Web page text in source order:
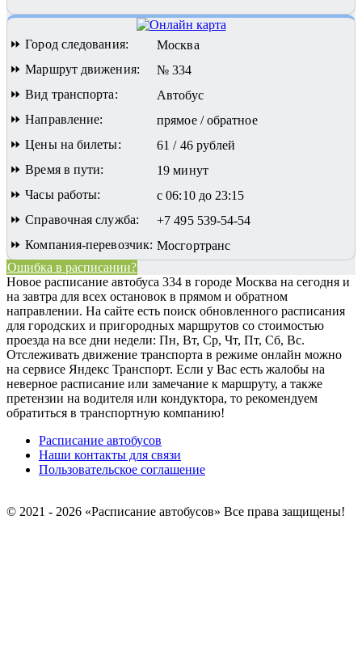
⏩ Город следования:
Москва
⏩ Маршрут движения:
№ 334
⏩ Вид транспорта:
Автобус
⏩ Направление:
прямое / обратное
⏩ Цены на билеты:
61 / 46 рублей
⏩ Время в пути:
19 минут
⏩ Часы работы:
с 06:10 до 23:15
⏩ Справочная служба:
+7 495 539-54-54
⏩ Компания-перевозчик: Мосгортранс
Ошибка в расписании?
Новое расписание автобуса 334 в городе Москва на сегодня и
на завтра для всех остановок в прямом и обратном
направлении. На сайте есть поиск обновленного расписания
для городских и пригородных маршрутов со стоимостью
проезда на все дни недели: Пн, Вт, Ср, Чт, Пт, Сб, Вс.
Отслеживать движение транспорта в режиме онлайн можно
на сервисе Яндекс Транспорт. Если у Вас есть жалобы на
неверное расписание или замечание к маршруту, а также
претензии на водителя или кондуктора, то рекомендуем
обратиться в транспортную компанию!
Расписание автобусов
Наши контакты для связи
Пользовательское соглашение
© 2021 - 2026 «Расписание автобусов» Все права защищены!